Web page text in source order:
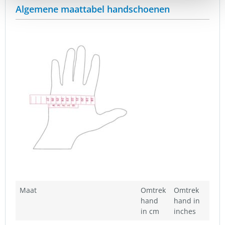
Algemene maattabel handschoenen
Maat
Omtrek
hand
in cm
Omtrek
hand in
inches